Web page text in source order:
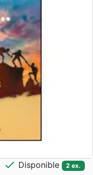
check Disponible 2 ex.